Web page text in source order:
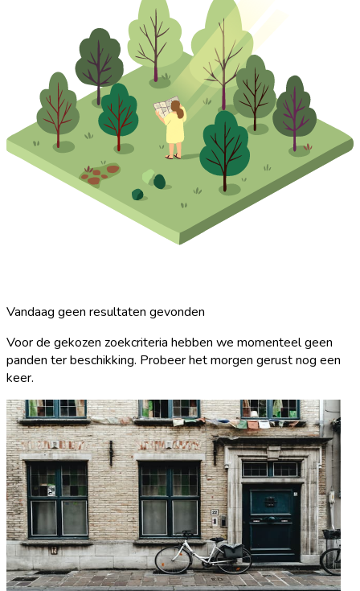
Vandaag geen resultaten gevonden
Voor de gekozen zoekcriteria hebben we momenteel geen
panden ter beschikking. Probeer het morgen gerust nog een
keer.